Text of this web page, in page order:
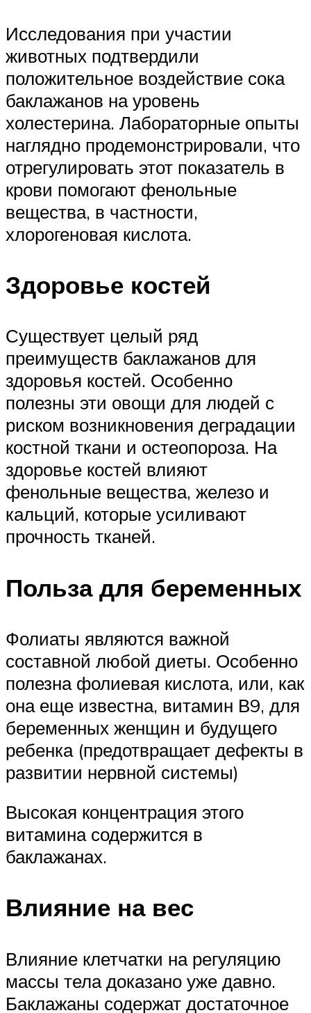
Исследования при участии
животных подтвердили
положительное воздействие сока
баклажанов на уровень
холестерина. Лабораторные опыты
наглядно продемонстрировали, что
отрегулировать этот показатель в
крови помогают фенольные
вещества, в частности,
хлорогеновая кислота.
Здоровье костей
Существует целый ряд
преимуществ баклажанов для
здоровья костей. Особенно
полезны эти овощи для людей с
риском возникновения деградации
костной ткани и остеопороза. На
здоровье костей влияют
фенольные вещества, железо и
кальций, которые усиливают
прочность тканей.
Польза для беременных
Фолиаты являются важной
составной любой диеты. Особенно
полезна фолиевая кислота, или, как
она еще известна, витамин В9, для
беременных женщин и будущего
ребенка (предотвращает дефекты в
развитии нервной системы)
Высокая концентрация этого
витамина содержится в
баклажанах.
Влияние на вес
Влияние клетчатки на регуляцию
массы тела доказано уже давно.
Баклажаны содержат достаточное